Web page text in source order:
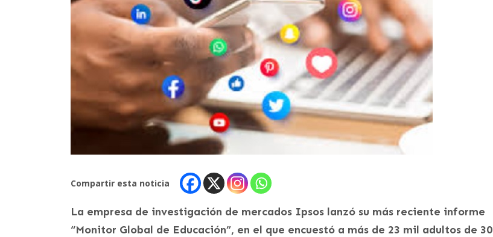
Compartir esta noticia
La empresa de investigación de mercados Ipsos lanzó su más reciente informe
“Monitor Global de Educación”, en el que encuestó a más de 23 mil adultos de 30